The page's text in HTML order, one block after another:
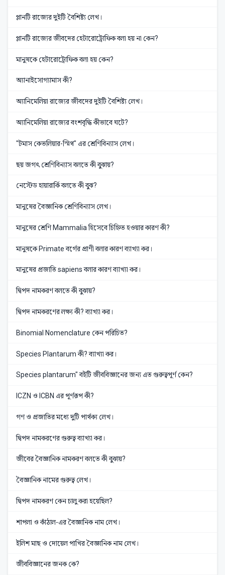
প্লানটি রাজ্যের দুইটি বৈশিষ্ট্য লেখ।
প্লানটি রাজ্যের জীবদের হেটারোট্রোফিক বলা হয় না কেন?
মানুষকে হেটারোট্রোফিক বলা হয় কেন?
অ্যানাইসোগ্যামাস কী?
অ্যানিমেলিয়া রাজ্যের জীবদের দুইটি বৈশিষ্ট্য লেখ।
অ্যানিমেলিয়া রাজ্যের বংশবৃদ্ধি কীভাবে ঘটে?
"টমাস কেভলিয়ার-স্মিথ" এর শ্রেণিবিন্যাস লেখ।
ছয় জগৎ শ্রেণিবিন্যাস বলতে কী বুঝায়?
নেস্টেড হায়ারার্কি বলতে কী বুঝ?
মানুষের বৈজ্ঞানিক শ্রেণিবিন্যাস লেখ।
মানুষের শ্রেণি Mammalia হিসেবে চিহ্নিত হওয়ার কারণ কী?
মানুষকে Primate বর্গের প্রাণী বলার কারণ ব্যাখ্যা কর।
মানুষের প্রজাতি sapiens বলার কারণ ব্যাখ্যা কর।
দ্বিপদ নামকরণ বলতে কী বুঝায়?
দ্বিপদ নামকরণের লক্ষ্য কী? ব্যাখ্যা কর।
Binomial Nomenclature কেন পরিচিত?
Species Plantarum কী? ব্যাখ্যা কর।
Species plantarum" বইটি জীববিজ্ঞানের জন্য এত গুরুত্বপূর্ণ কেন?
ICZN ও ICBN এর পূর্ণরূপ কী?
গণ ও প্রজাতির মধ্যে দুটি পার্থক্য লেখ।
দ্বিপদ নামকরণের গুরুত্ব ব্যাখ্যা কর।
জীবের বৈজ্ঞানিক নামকরণ বলতে কী বুঝায়?
বৈজ্ঞানিক নামের গুরুত্ব লেখ।
দ্বিপদ নামকরণ কেন চালু করা হয়েছিল?
শাপলা ও কাঁঠাল-এর বৈজ্ঞানিক নাম লেখ।
ইলিশ মাছ ও দোয়েল পাখির বৈজ্ঞানিক নাম লেখ।
জীববিজ্ঞানের জনক কে?